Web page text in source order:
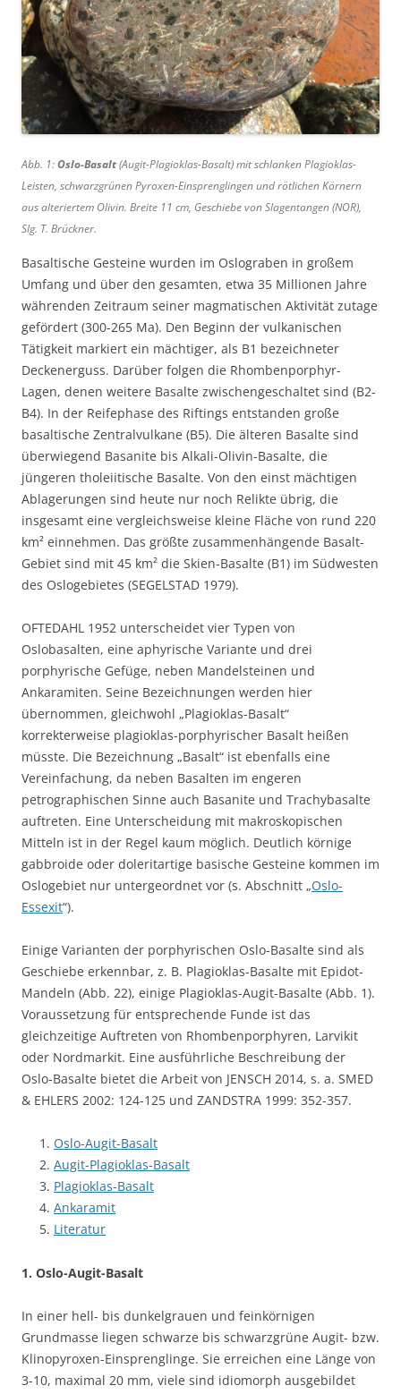
Abb. 1:Oslo-Basalt(Augit-Plagioklas-Basalt) mit schlanken Plagioklas-
Leisten, schwarzgrünen Pyroxen-Einsprenglingen und rötlichen Körnern
aus alteriertem Olivin. Breite 11 cm, Geschiebe von Slagentangen (NOR),
Slg. T. Brückner.
Basaltische Gesteine wurden im Oslograben in großem
Umfang und über den gesamten, etwa 35 Millionen Jahre
währenden Zeitraum seiner magmatischen Aktivität zutage
gefördert (300-265 Ma). Den Beginn der vulkanischen
Tätigkeit markiert ein mächtiger, als B1 bezeichneter
Deckenerguss. Darüber folgen die Rhombenporphyr-
Lagen, denen weitere Basalte zwischengeschaltet sind (B2-
B4). In der Reifephase des Riftings entstanden große
basaltische Zentralvulkane (B5). Die älteren Basalte sind
überwiegend Basanite bis Alkali-Olivin-Basalte, die
jüngeren tholeiitische Basalte. Von den einst mächtigen
Ablagerungen sind heute nur noch Relikte übrig, die
insgesamt eine vergleichsweise kleine Fläche von rund 220
km² einnehmen. Das größte zusammenhängende Basalt-
Gebiet sind mit 45 km² die Skien-Basalte (B1) im Südwesten
des Oslogebietes (SEGELSTAD 1979).
OFTEDAHL 1952 unterscheidet vier Typen von
Oslobasalten, eine aphyrische Variante und drei
porphyrische Gefüge, neben Mandelsteinen und
Ankaramiten. Seine Bezeichnungen werden hier
übernommen, gleichwohl „Plagioklas-Basalt“
korrekterweise plagioklas-porphyrischer Basalt heißen
müsste. Die Bezeichnung „Basalt“ ist ebenfalls eine
Vereinfachung, da neben Basalten im engeren
petrographischen Sinne auch Basanite und Trachybasalte
auftreten. Eine Unterscheidung mit makroskopischen
Mitteln ist in der Regel kaum möglich. Deutlich körnige
gabbroide oder doleritartige basische Gesteine kommen im
Oslogebiet nur untergeordnet vor (s. Abschnitt „Oslo-
Essexit“).
Einige Varianten der porphyrischen Oslo-Basalte sind als
Geschiebe erkennbar, z. B. Plagioklas-Basalte mit Epidot-
Mandeln (Abb. 22), einige Plagioklas-Augit-Basalte (Abb. 1).
Voraussetzung für entsprechende Funde ist das
gleichzeitige Auftreten von Rhombenporphyren, Larvikit
oder Nordmarkit. Eine ausführliche Beschreibung der
Oslo-Basalte bietet die Arbeit von JENSCH 2014, s. a. SMED
& EHLERS 2002: 124-125 und ZANDSTRA 1999: 352-357.
Oslo-Augit-Basalt
Augit-Plagioklas-Basalt
Plagioklas-Basalt
Ankaramit
Literatur
1. Oslo-Augit-Basalt
In einer hell- bis dunkelgrauen und feinkörnigen
Grundmasse liegen schwarze bis schwarzgrüne Augit- bzw.
Klinopyroxen-Einsprenglinge. Sie erreichen eine Länge von
3-10, maximal 20 mm, viele sind idiomorph ausgebildet